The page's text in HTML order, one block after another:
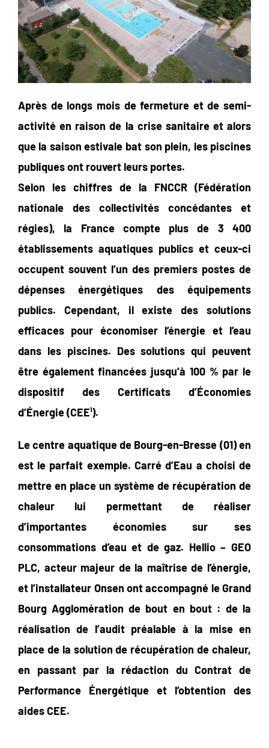
Après de longs mois de fermeture et de semi-
activité en raison de la crise sanitaire et alors
que la saison estivale bat son plein, les piscines
publiques ont rouvert leurs portes.
Selon les chiffres de la FNCCR (Fédération
nationale des collectivités concédantes et
régies), la France compte plus de 3 400
établissements aquatiques publics et ceux-ci
occupent souvent l’un des premiers postes de
dépenses énergétiques des équipements
publics. Cependant, il existe des solutions
efficaces pour économiser l’énergie et l’eau
dans les piscines. Des solutions qui peuvent
être également financées jusqu’à 100 % par le
dispositif des Certificats d’Économies
d’Énergie (CEE¹).
Le centre aquatique de Bourg-en-Bresse (01) en
est le parfait exemple. Carré d’Eau a choisi de
mettre en place un système de récupération de
chaleur lui permettant de réaliser
d’importantes économies sur ses
consommations d’eau et de gaz. Hellio – GEO
PLC, acteur majeur de la maîtrise de l’énergie,
et l’installateur Onsen ont accompagné le Grand
Bourg Agglomération de bout en bout : de la
réalisation de l’audit préalable à la mise en
place de la solution de récupération de chaleur,
en passant par la rédaction du Contrat de
Performance Énergétique et l’obtention des
aides CEE.